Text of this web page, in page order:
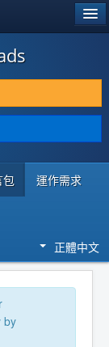
包 運作需求
正體中文
by